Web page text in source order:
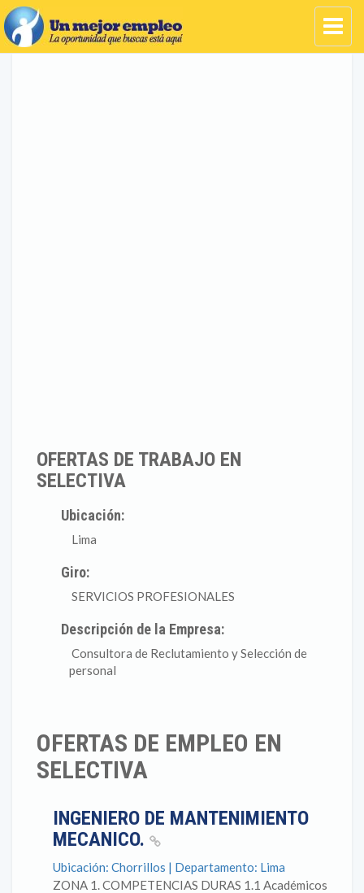
OFERTAS DE TRABAJO EN
SELECTIVA
Ubicación:
Lima
Giro:
SERVICIOS PROFESIONALES
Descripción de la Empresa:
Consultora de Reclutamiento y Selección de
personal
OFERTAS DE EMPLEO EN
SELECTIVA
INGENIERO DE MANTENIMIENTO
MECANICO.
Ubicación: Chorrillos | Departamento: Lima
ZONA 1. COMPETENCIAS DURAS 1.1 Académicos